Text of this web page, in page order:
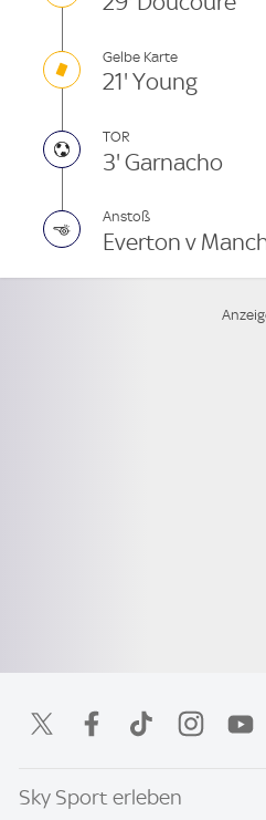
Gelbe Karte
21' Young
TOR
3' Garnacho
Anstoß
Everton v
Sky Sport erleben